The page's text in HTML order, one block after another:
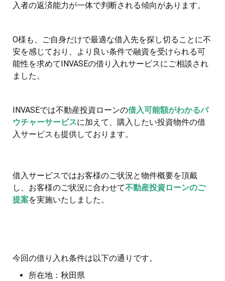
入者の返済能力が一体で判断される傾向があります。
O様も、ご自身だけで最適な借入先を探し切ることに不
安を感じており、より良い条件で融資を受けられる可
能性を求めてINVASEの借り入れサービスにご相談され
ました。
INVASEでは不動産投資ローンの借入可能額がわかるバ
ウチャーサービスに加えて、購入したい投資物件の借
入サービスも提供しております。
借入サービスではお客様のご状況と物件概要を頂戴
し、お客様のご状況に合わせて不動産投資ローンのご
提案を実施いたしました。
今回の借り入れ条件は以下の通りです。
所在地：秋田県